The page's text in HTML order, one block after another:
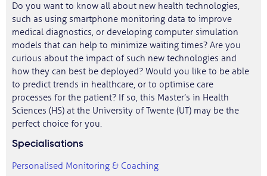
Do you want to know all about new health technologies,
such as using smartphone monitoring data to improve
medical diagnostics, or developing computer simulation
models that can help to minimize waiting times? Are you
curious about the impact of such new technologies and
how they can best be deployed? Would you like to be able
to predict trends in healthcare, or to optimise care
processes for the patient? If so, this Master’s in Health
Sciences (HS) at the University of Twente (UT) may be the
perfect choice for you.
Specialisations
Personalised Monitoring & Coaching